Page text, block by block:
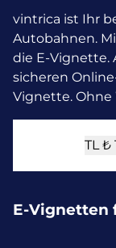
vintrica ist Ihr
Autobahnen.
die E-Vignette.
sicheren
Vignette. Ohne
TL ₺
E-Vignetten